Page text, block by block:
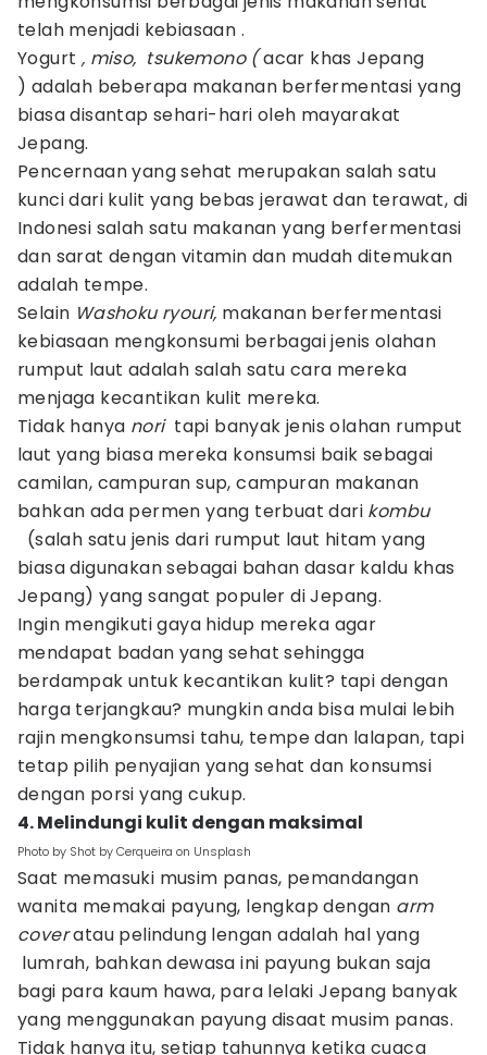
telah menjadi kebiasaan .
Yogurt , miso, tsukemono (acar khas Jepang
) adalah beberapa makanan berfermentasi yang
biasa disantap sehari-hari oleh mayarakat
Jepang.
Pencernaan yang sehat merupakan salah satu
kunci dari kulit yang bebas jerawat dan terawat, di
Indonesi salah satu makanan yang berfermentasi
dan sarat dengan vitamin dan mudah ditemukan
adalah tempe.
Selain Washoku ryouri, makanan berfermentasi
kebiasaan mengkonsumi berbagai jenis olahan
rumput laut adalah salah satu cara mereka
menjaga kecantikan kulit mereka.
Tidak hanya nori tapi banyak jenis olahan rumput
laut yang biasa mereka konsumsi baik sebagai
camilan, campuran sup, campuran makanan
bahkan ada permen yang terbuat dari kombu
(salah satu jenis dari rumput laut hitam yang
biasa digunakan sebagai bahan dasar kaldu khas
Jepang) yang sangat populer di Jepang.
Ingin mengikuti gaya hidup mereka agar
mendapat badan yang sehat sehingga
berdampak untuk kecantikan kulit? tapi dengan
harga terjangkau? mungkin anda bisa mulai lebih
rajin mengkonsumsi tahu, tempe dan lalapan, tapi
tetap pilih penyajian yang sehat dan konsumsi
dengan porsi yang cukup.
4. Melindungi kulit dengan maksimal
Photo by Shot by Cerqueira on Unsplash
Saat memasuki musim panas, pemandangan
wanita memakai payung, lengkap dengan arm
coveratau pelindung lengan adalah hal yang
lumrah, bahkan dewasa ini payung bukan saja
bagi para kaum hawa, para lelaki Jepang banyak
yang menggunakan payung disaat musim panas.
Tidak hanya itu, setiap tahunnya ketika cuaca